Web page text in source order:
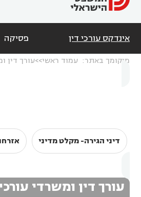
אינדקס עורכי דין פסיקה
מיקומך באתר: עמוד ראשי עורך דין
דיני הגירה- מקלט מדיני
עורך דין ומשרדי